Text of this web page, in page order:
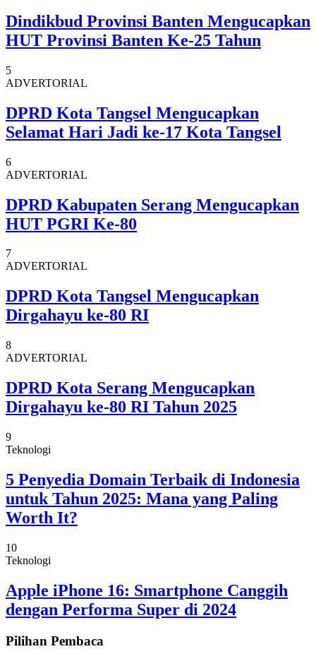
Dindikbud Provinsi Banten Mengucapkan
HUT Provinsi Banten Ke-25 Tahun
5
ADVERTORIAL
DPRD Kota Tangsel Mengucapkan
Selamat Hari Jadi ke-17 Kota Tangsel
6
ADVERTORIAL
DPRD Kabupaten Serang Mengucapkan
HUT PGRI Ke-80
7
ADVERTORIAL
DPRD Kota Tangsel Mengucapkan
Dirgahayu ke-80 RI
8
ADVERTORIAL
DPRD Kota Serang Mengucapkan
Dirgahayu ke-80 RI Tahun 2025
9
Teknologi
5 Penyedia Domain Terbaik di Indonesia
untuk Tahun 2025: Mana yang Paling
Worth It?
10
Teknologi
Apple iPhone 16: Smartphone Canggih
dengan Performa Super di 2024
Pilihan Pembaca